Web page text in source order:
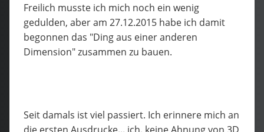
Freilich musste ich mich noch ein wenig
gedulden, aber am 27.12.2015 habe ich damit
begonnen das "Ding aus einer anderen
Dimension" zusammen zu bauen.
Seit damals ist viel passiert. Ich erinnere mich an